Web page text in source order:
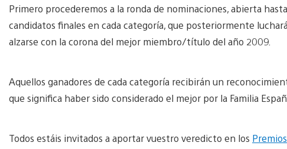
Primero procederemos a la ronda de nominaciones, abierta
candidatos finales en cada categoría, que posteriormente
alzarse con la corona del mejor miembro/título del año 2009.
Aquellos ganadores de cada categoría recibirán un
que significa haber sido considerado el mejor por la Familia
Todos estáis invitados a aportar vuestro veredicto en los